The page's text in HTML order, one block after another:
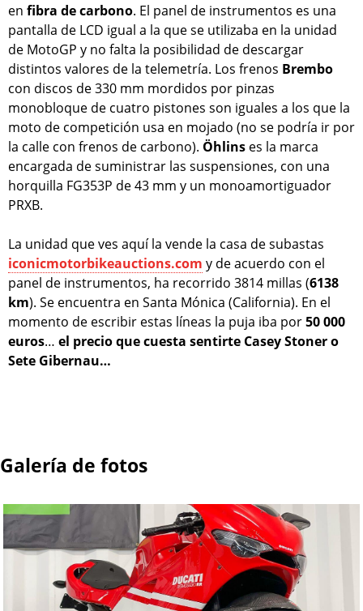
en fibra de carbono. El panel de instrumentos es una
pantalla de LCD igual a la que se utilizaba en la unidad
de MotoGP y no falta la posibilidad de descargar
distintos valores de la telemetría. Los frenos Brembo
con discos de 330 mm mordidos por pinzas
monobloque de cuatro pistones son iguales a los que la
moto de competición usa en mojado (no se podría ir por
la calle con frenos de carbono). Öhlins es la marca
encargada de suministrar las suspensiones, con una
horquilla FG353P de 43 mm y un monoamortiguador
PRXB.
La unidad que ves aquí la vende la casa de subastas
iconicmotorbikeauctions.com y de acuerdo con el
panel de instrumentos, ha recorrido 3814 millas (6138
km). Se encuentra en Santa Mónica (California). En el
momento de escribir estas líneas la puja iba por50 000
euros… el precio que cuesta sentirte Casey Stoner o
Sete Gibernau…
Galería de fotos